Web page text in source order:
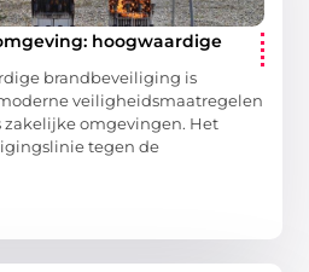
hoogwaardige
brandbeveiliging is
veiligheidsmaatregelen
zakelijke omgevingen. Het
tegen de